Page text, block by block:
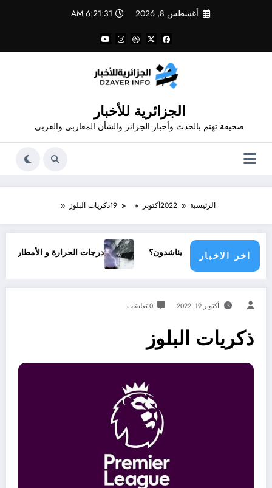
أغسطس 8, 2026 6:21:32 AM
الجزائرية للأخبار
صحيفة تهتم بالحدث وأخبار الجزائر والشأن المغاربي والعربي
الرئيسية 2022أكتوبر 19ذكريات البلوز
اخر الاخبار
أي مجتمع دولي يناشدون؟ درجات الحرارة و الأمطار في سبتمبر 2026 في الجزائر
أكتوبر 19, 2022 0 تعليقات
ذكريات البلوز